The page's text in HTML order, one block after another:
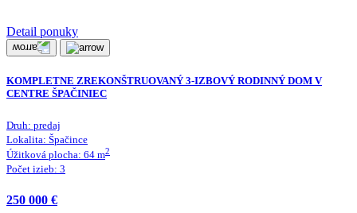
Detail ponuky
KOMPLETNE ZREKONŠTRUOVANÝ 3-IZBOVÝ RODINNÝ DOM V
CENTRE ŠPAČINIEC
Druh: predaj
Lokalita: Špačince
Úžitková plocha: 64 m2
Počet izieb: 3
250 000 €